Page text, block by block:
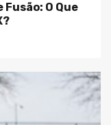
O Que